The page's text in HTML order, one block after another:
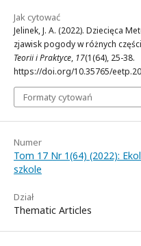
Jak cytować
Jelinek, J. A. (2022). Dziecięca
zjawisk pogody w różnych
Teorii i Praktyce, 17(1(64), 25-38.
https://doi.org/10.35765/
Formaty cytowań
Numer
Tom 17 Nr 1(64) (2022):
szkole
Dział
Thematic Articles